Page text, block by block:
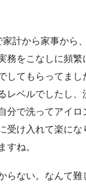
計から家事から
務をこなしに頻
してもらってま
レベルでしたし
分で洗ってアイ
受け入れて楽に
すね。
ない。なんて難